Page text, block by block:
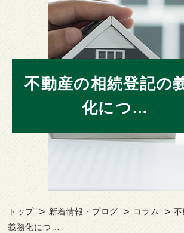
不動産の相続登記の
化につ…
トップ 新着情報・ブログ コラム
義務化につ…